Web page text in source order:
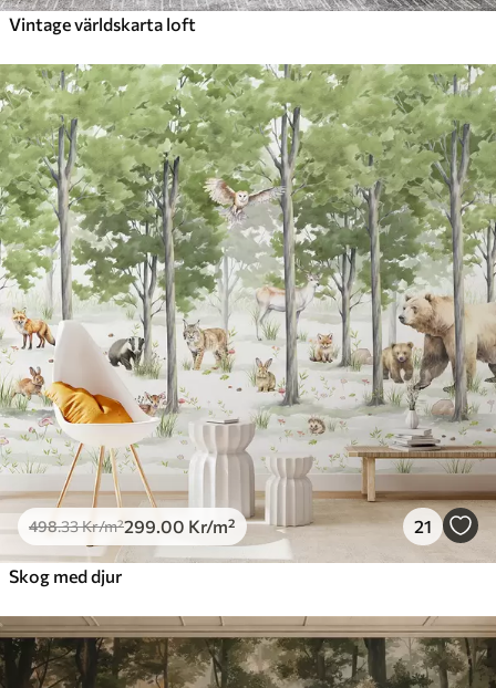
Vintage världskarta loft
498.33Kr/m²299 .00 Kr/m² 21
Skog med djur